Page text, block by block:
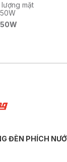
mặt
ĐÈN PHÍCH